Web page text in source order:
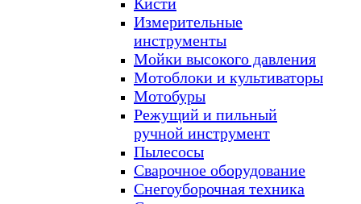
Измерительные
инструменты
Мойки высокого давления
Мотоблоки и культиваторы
Мотобуры
Режущий и пильный
ручной инструмент
Пылесосы
Сварочное оборудование
Снегоуборочная техника